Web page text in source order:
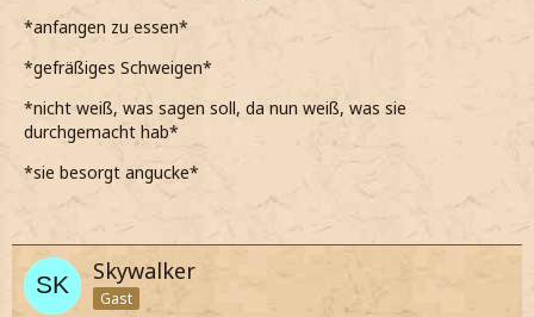
*anfangen zu essen*
*gefräßiges Schweigen*
*nicht weiß, was sagen soll, da nun weiß, was sie
durchgemacht hab*
*sie besorgt angucke*
Skywalker
Gast